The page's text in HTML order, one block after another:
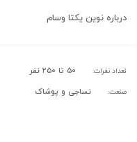
درباره نوین یکتا وسام
تعداد نفرات: ۵۰ تا ۲۵۰ نفر
صنعت: نساجی و پوشاک